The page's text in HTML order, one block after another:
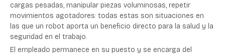
cargas pesadas, manipular piezas voluminosas, repetir
movimientos agotadores: todas estas son situaciones en
las que un robot aporta un beneficio directo para la salud y la
seguridad en el trabajo.
El empleado permanece en su puesto y se encarga del